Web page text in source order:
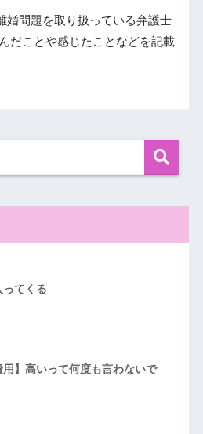
婚問題を取り扱っている弁護士
だことや感じたことなどを記載
てくる
用】高いって何度も言わないで